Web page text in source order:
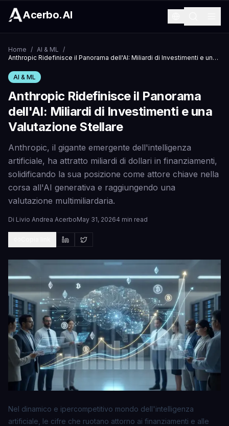
Acerbo.AI
Home / AI & ML /
Anthropic Ridefinisce il Panorama dell'AI: Miliardi di Investimenti e una Valutazione Stellare
AI & ML
Anthropic Ridefinisce il Panorama
dell'AI: Miliardi di Investimenti e una
Valutazione Stellare
Anthropic, il gigante emergente dell'intelligenza
artificiale, ha attratto miliardi di dollari in finanziamenti,
solidificando la sua posizione come attore chiave nella
corsa all'AI generativa e raggiungendo una
valutazione multimiliardaria.
Di Livio Andrea AcerboMay 31, 20264 min read
Nel dinamico e ipercompetitivo mondo dell'intelligenza
artificiale, le cifre che ruotano attorno ai finanziamenti e alle